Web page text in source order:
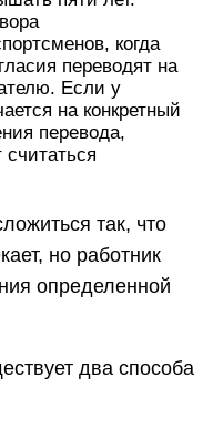
когда
переводят на
Если у
на конкретный
перевода,
считаться
так, что
но работник
определенной
два способа